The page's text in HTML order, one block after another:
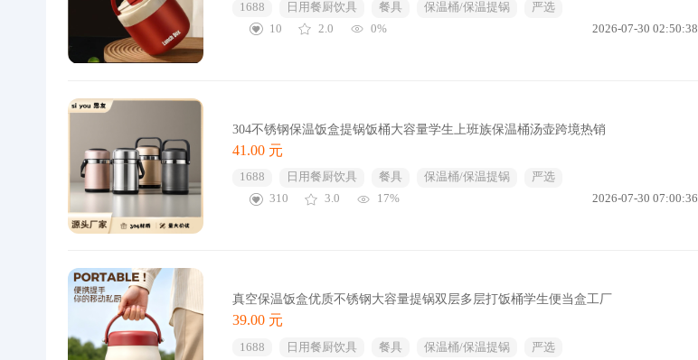
1688 日用餐厨饮具 餐具 保温桶/保温提锅
严选
10
2.0 0% 2026-07-30 02:50:38
304不锈钢保温饭盒提锅饭桶大容量学生上班族保温桶汤壶跨境热销
41.00 元
1688 日用餐厨饮具 餐具 保温桶/保温提锅
严选
310
3.0 17% 2026-07-30 07:00:36
真空保温饭盒优质不锈钢大容量提锅双层多层打饭桶学生便当盒工厂
39.00 元
1688 日用餐厨饮具 餐具 保温桶/保温提锅
严选